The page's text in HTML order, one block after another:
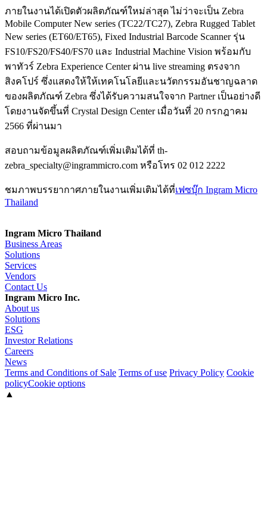
ภายในงานได้เปิดตัวผลิตภัณฑ์ใหม่ล่าสุด ไม่ว่าจะเป็น Zebra
Mobile Computer New series (TC22/TC27), Zebra Rugged Tablet
New series (ET60/ET65), Fixed Industrial Barcode Scanner รุ่น
FS10/FS20/FS40/FS70 และ Industrial Machine Vision พร้อมกับ
พาทัวร์ Zebra Experience Center ผ่าน live streaming ตรงจาก
สิงคโปร์ ซึ่งแสดงให้ให้เทคโนโลยีและนวัตกรรมอันชาญฉลาด
ของผลิตภัณฑ์ Zebra ซึ่งได้รับความสนใจจาก Partner เป็นอย่างดี
โดยงานจัดขึ้นที่ Crystal Design Center เมื่อวันที่ 20 กรกฎาคม
2566 ที่ผ่านมา
สอบถามข้อมูลผลิตภัณฑ์เพิ่มเติมได้ที่ th-
zebra_specialty@ingrammicro.com หรือโทร 02 012 2222
ชมภาพบรรยากาศภายในงานเพิ่มเติมได้ที่เฟซบุ๊ก Ingram Micro
Thailand
Ingram Micro Thailand
Business Areas
Solutions
Services
Vendors
Contact Us
Ingram Micro Inc.
About us
Solutions
ESG
Investor Relations
Careers
News
Terms and Conditions of Sale Terms of use Privacy Policy Cookie
policyCookie options
▲